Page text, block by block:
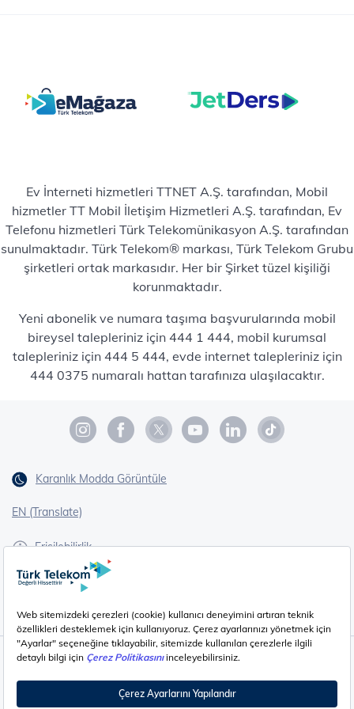
Ev İnterneti hizmetleri TTNET A.Ş. tarafından, Mobil
hizmetler TT Mobil İletişim Hizmetleri A.Ş. tarafından, Ev
Telefonu hizmetleri Türk Telekomünikasyon A.Ş. tarafından
sunulmaktadır. Türk Telekom® markası, Türk Telekom Grubu
şirketleri ortak markasıdır. Her bir Şirket tüzel kişiliği
korunmaktadır.
Yeni abonelik ve numara taşıma başvurularında mobil
bireysel talepleriniz için 444 1 444, mobil kurumsal
talepleriniz için 444 5 444, evde internet talepleriniz için
444 0375 numaralı hattan tarafınıza ulaşılacaktır.
Karanlık Modda Görüntüle
EN (Translate)
Erişilebilirlik
İşaret Dili Çevirisi